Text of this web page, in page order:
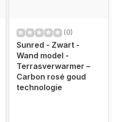
(0)
Sunred - Zwart -
Wand model -
Terrasverwarmer –
Carbon rosé goud
technologie